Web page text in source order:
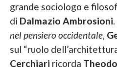
grande sociologo e
di Dalmazio Ambrosioni
nel pensiero occidentale,
sul “ruolo
Cerchiari ricorda